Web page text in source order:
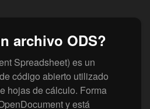
archivo ODS?
Spreadsheet) es un
código abierto utilizado
hojas de cálculo. Forma
y está